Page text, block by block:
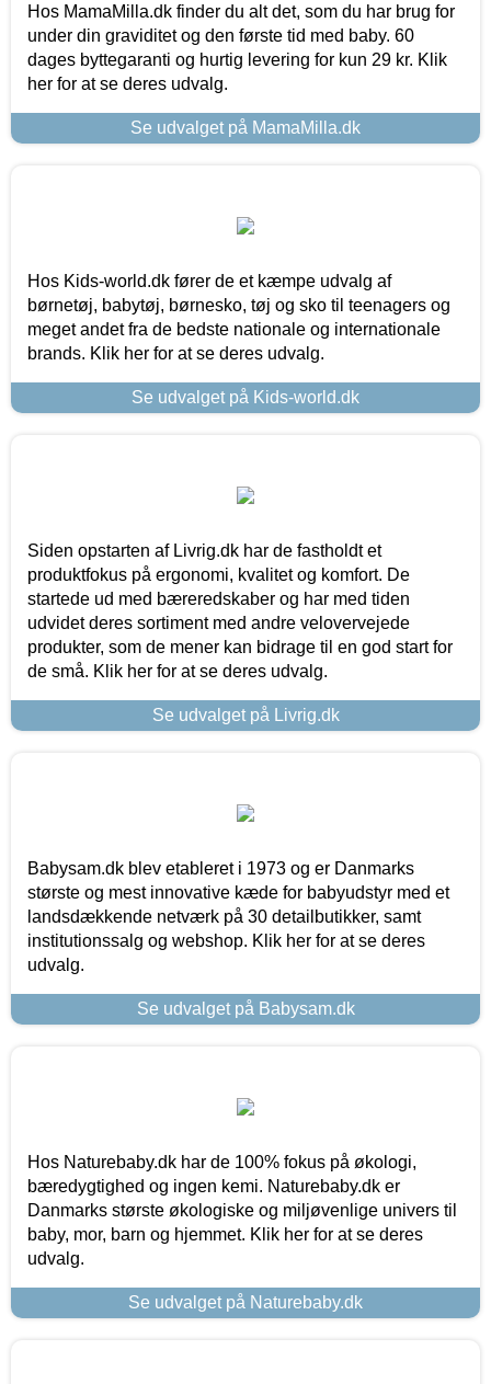
Hos MamaMilla.dk finder du alt det, som du har brug for
under din graviditet og den første tid med baby. 60
dages byttegaranti og hurtig levering for kun 29 kr. Klik
her for at se deres udvalg.
Se udvalget på MamaMilla.dk
Hos Kids-world.dk fører de et kæmpe udvalg af
børnetøj, babytøj, børnesko, tøj og sko til teenagers og
meget andet fra de bedste nationale og internationale
brands. Klik her for at se deres udvalg.
Se udvalget på Kids-world.dk
Siden opstarten af Livrig.dk har de fastholdt et
produktfokus på ergonomi, kvalitet og komfort. De
startede ud med bæreredskaber og har med tiden
udvidet deres sortiment med andre velovervejede
produkter, som de mener kan bidrage til en god start for
de små. Klik her for at se deres udvalg.
Se udvalget på Livrig.dk
Babysam.dk blev etableret i 1973 og er Danmarks
største og mest innovative kæde for babyudstyr med et
landsdækkende netværk på 30 detailbutikker, samt
institutionssalg og webshop. Klik her for at se deres
udvalg.
Se udvalget på Babysam.dk
Hos Naturebaby.dk har de 100% fokus på økologi,
bæredygtighed og ingen kemi. Naturebaby.dk er
Danmarks største økologiske og miljøvenlige univers til
baby, mor, barn og hjemmet. Klik her for at se deres
udvalg.
Se udvalget på Naturebaby.dk